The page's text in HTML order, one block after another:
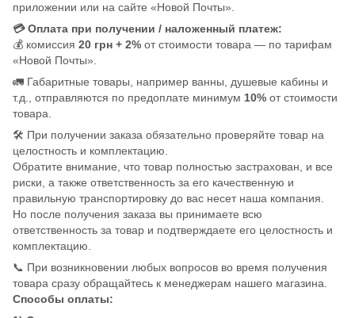
приложении или на сайте «Новой Почты».
💳 Оплата при получении / наложенный платеж:
💰 комиссия 20 грн + 2% от стоимости товара — по тарифам
«Новой Почты».
🚛 Габаритные товары, например ванны, душевые кабины и
т.д., отправляются по предоплате минимум 10% от стоимости
товара.
🛠️ При получении заказа обязательно проверяйте товар на
целостность и комплектацию.
Обратите внимание, что товар полностью застрахован, и все
риски, а также ответственность за его качественную и
правильную транспортировку до вас несет наша компания.
Но после получения заказа вы принимаете всю
ответственность за товар и подтверждаете его целостность и
комплектацию.
📞 При возникновении любых вопросов во время получения
товара сразу обращайтесь к менеджерам нашего магазина.
Способы оплаты: